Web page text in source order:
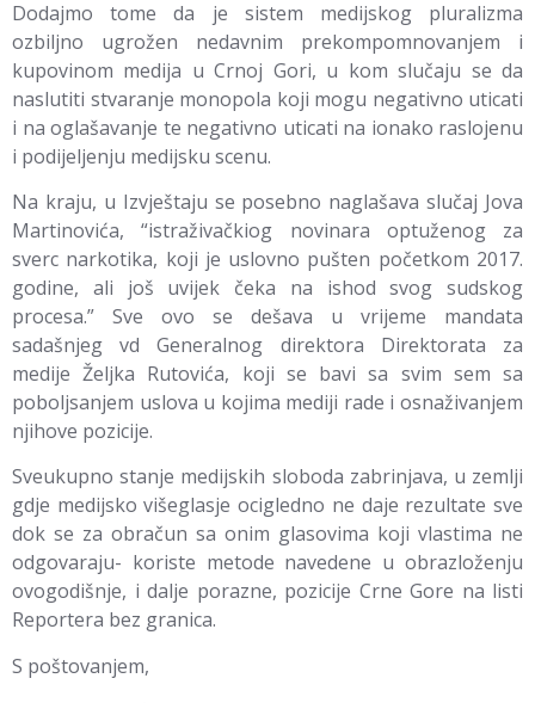
Dodajmo tome da je sistem medijskog pluralizma
ozbiljno ugrožen nedavnim prekompomnovanjem i
kupovinom medija u Crnoj Gori, u kom slučaju se da
naslutiti stvaranje monopola koji mogu negativno uticati
i na oglašavanje te negativno uticati na ionako raslojenu
i podijeljenju medijsku scenu.
Na kraju, u Izvještaju se posebno naglašava slučaj Jova
Martinovića, “istraživačkiog novinara optuženog za
sverc narkotika, koji je uslovno pušten početkom 2017.
godine, ali još uvijek čeka na ishod svog sudskog
procesa.” Sve ovo se dešava u vrijeme mandata
sadašnjeg vd Generalnog direktora Direktorata za
medije Željka Rutovića, koji se bavi sa svim sem sa
poboljsanjem uslova u kojima mediji rade i osnaživanjem
njihove pozicije.
Sveukupno stanje medijskih sloboda zabrinjava, u zemlji
gdje medijsko višeglasje ocigledno ne daje rezultate sve
dok se za obračun sa onim glasovima koji vlastima ne
odgovaraju- koriste metode navedene u obrazloženju
ovogodišnje, i dalje porazne, pozicije Crne Gore na listi
Reportera bez granica.
S poštovanjem,